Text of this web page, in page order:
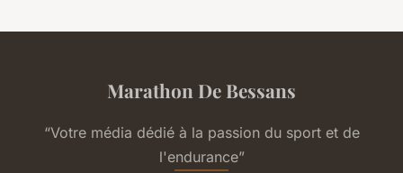
Marathon De Bessans
“Votre média dédié à la passion du sport et de
l'endurance”